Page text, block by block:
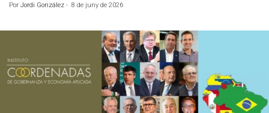
Por Jordi González - 8 de juny de 2026